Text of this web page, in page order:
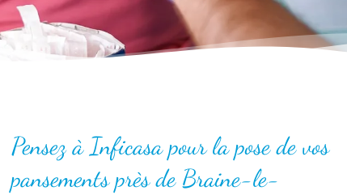
Pensez à Inficasa pour la pose de vos
pansements près de Braine-le-